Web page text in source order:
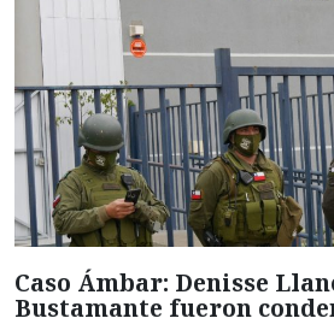
Caso Ámbar: Denisse
Bustamante fueron